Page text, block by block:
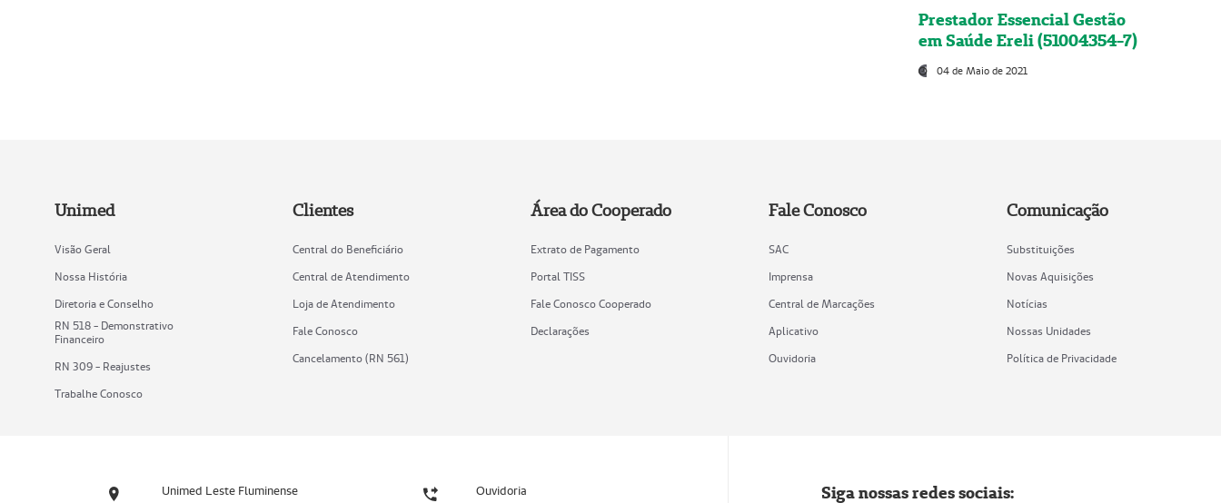
Prestador Essencial Gestão
em Saúde Ereli (51004354-7)
04 de Maio de 2021
Unimed
Visão Geral
Nossa História
Diretoria e Conselho
RN 518 - Demonstrativo
Financeiro
RN 309 - Reajustes
Trabalhe Conosco
Clientes
Central do Beneficiário
Central de Atendimento
Loja de Atendimento
Fale Conosco
Cancelamento (RN 561)
Área do Cooperado
Extrato de Pagamento
Portal TISS
Fale Conosco Cooperado
Declarações
Fale Conosco
SAC
Imprensa
Central de Marcações
Aplicativo
Ouvidoria
Comunicação
Substituições
Novas Aquisições
Notícias
Nossas Unidades
Política de Privacidade
Unimed Leste Fluminense Ouvidoria Siga nossas redes sociais: